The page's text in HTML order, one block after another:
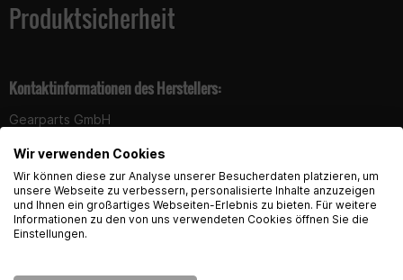
Produktsicherheit
Kontaktinformationen des Herstellers:
Gearparts GmbH
65719 Hofheim am Taunus
Kontakt:support@gearpart24.de
English Language recognized
Hey! Our Shop recognized that you are from USA.
Would you like to see the english Version of Radical
Wir verwenden Cookies
Wir können diese zur Analyse unserer Besucherdaten platzieren, um
unsere Webseite zu verbessern, personalisierte Inhalte anzuzeigen
und Ihnen ein großartiges Webseiten-Erlebnis zu bieten. Für weitere
Informationen zu den von uns verwendeten Cookies öffnen Sie die
Einstellungen.